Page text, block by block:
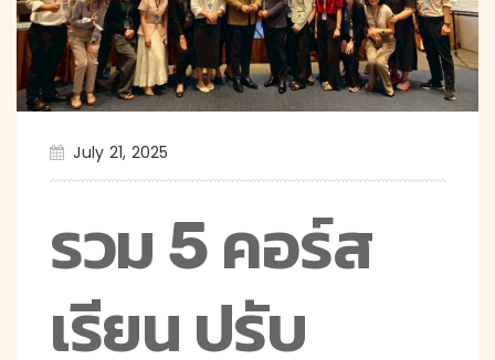
July 21, 2025
รวม 5 คอร์ส
เรียน ปรับ